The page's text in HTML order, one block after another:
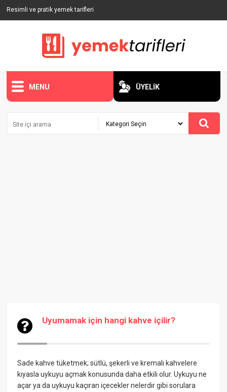
Resimli ve pratik yemek tarifleri
MENU ÜYELİK
Uyumamak için hangi kahve içilir?
Sade kahve tüketmek; sütlü, şekerli ve kremalı kahvelere
kıyasla uykuyu açmak konusunda daha etkili olur. Uykuyu ne
açar ya da uykuyu kaçıran içecekler nelerdir gibi sorulara